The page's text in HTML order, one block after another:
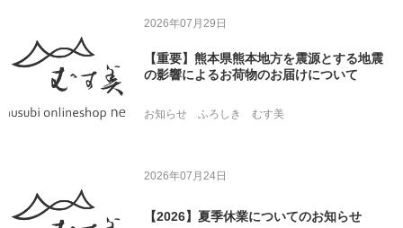
2026年07月29日
【重要】熊本県熊本地方を震源とする地震
の影響によるお荷物のお届けについて
お知らせ ふろしき むす美
2026年07月24日
【2026】夏季休業についてのお知らせ